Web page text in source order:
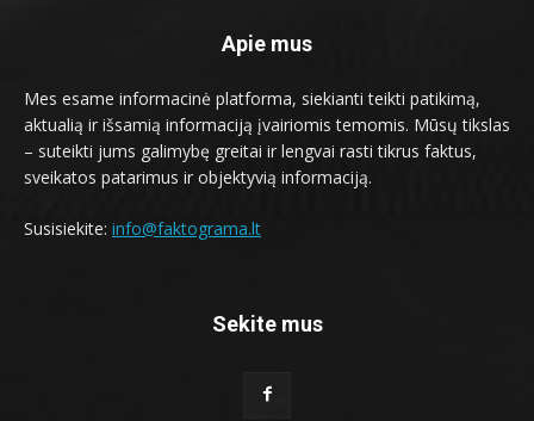
Apie mus
Mes esame informacinė platforma, siekianti teikti patikimą,
aktualią ir išsamią informaciją įvairiomis temomis. Mūsų tikslas
– suteikti jums galimybę greitai ir lengvai rasti tikrus faktus,
sveikatos patarimus ir objektyvią informaciją.
Susisiekite: info@faktograma.lt
Sekite mus